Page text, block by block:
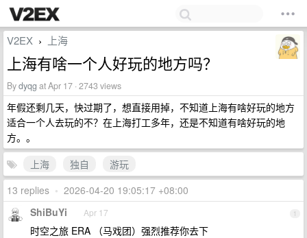
V2EX › 上海
上海有啥一个人好玩的地方吗？
Bydyqg at Apr 17 · 2743 views
年假还剩几天，快过期了，想直接用掉，不知道上海有啥好玩的地方
适合一个人去玩的不？在上海打工多年，还是不知道有啥好玩的地
方。。
上海
独自
游玩
13 replies • 2026-04-20 19:05:17 +08:00
1
ShiBuYi Apr 17
时空之旅 ERA （马戏团）强烈推荐你去下